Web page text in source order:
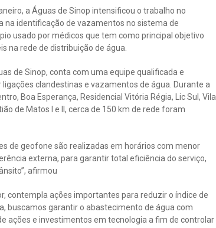
a Águas de Sinop intensificou o trabalho no
na identificação de vazamentos no sistema de
usado por médicos que tem como principal objetivo
na rede de distribuição de água.
de Sinop, conta com uma equipe qualificada e
clandestinas e vazamentos de água. Durante a
Boa Esperança, Residencial Vitória Régia, Lic Sul, Vila
de Matos I e II, cerca de 150 km de rede foram
de geofone são realizadas em horários com menor
externa, para garantir total eficiência do serviço,
afirmou
contempla ações importantes para reduzir o índice de
buscamos garantir o abastecimento de água com
ações e investimentos em tecnologia a fim de controlar